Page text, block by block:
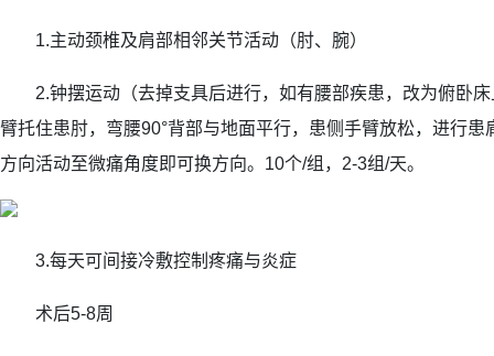
1.主动颈椎及肩部相邻关节活动（肘、腕）
2.钟摆运动（去掉支具后进行，如有腰部疾患，改为俯卧床
臂托住患肘，弯腰90°背部与地面平行，患侧手臂放松，进行患
方向活动至微痛角度即可换方向。10个/组，2-3组/天。
3.每天可间接冷敷控制疼痛与炎症
术后5-8周